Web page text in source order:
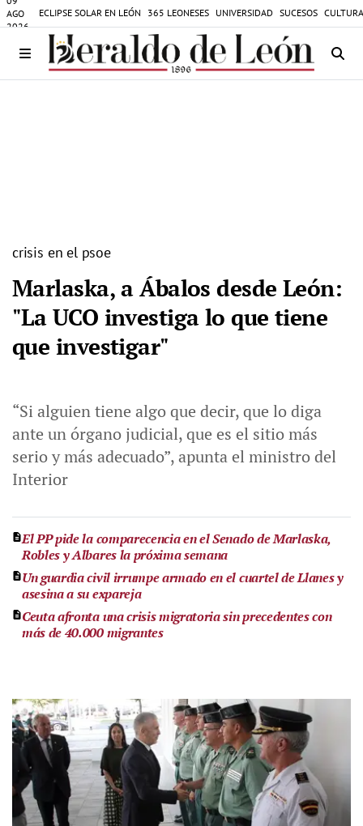
AGO
2026
ECLIPSE SOLAR EN LEÓN 365 LEONESES UNIVERSIDAD SUCESOS
crisis en el psoe
Marlaska, a Ábalos desde León:
"La UCO investiga lo que tiene
que investigar"
“Si alguien tiene algo que decir, que lo diga
ante un órgano judicial, que es el sitio más
serio y más adecuado”, apunta el ministro del
Interior
El PP pide la comparecencia en el Senado de Marlaska,
Robles y Albares la próxima semana
Un guardia civil irrumpe armado en el cuartel de Llanes y
asesina a su expareja
Ceuta afronta una crisis migratoria sin precedentes con
más de 40.000 migrantes